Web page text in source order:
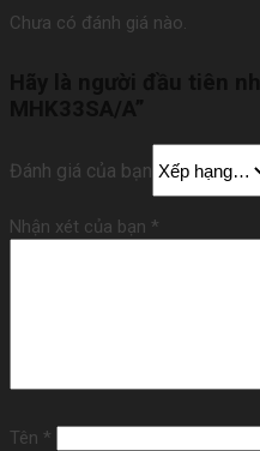
Chưa có đánh giá nào.
Đánh giá của bạn
Nhận xét của bạn *
Tên *